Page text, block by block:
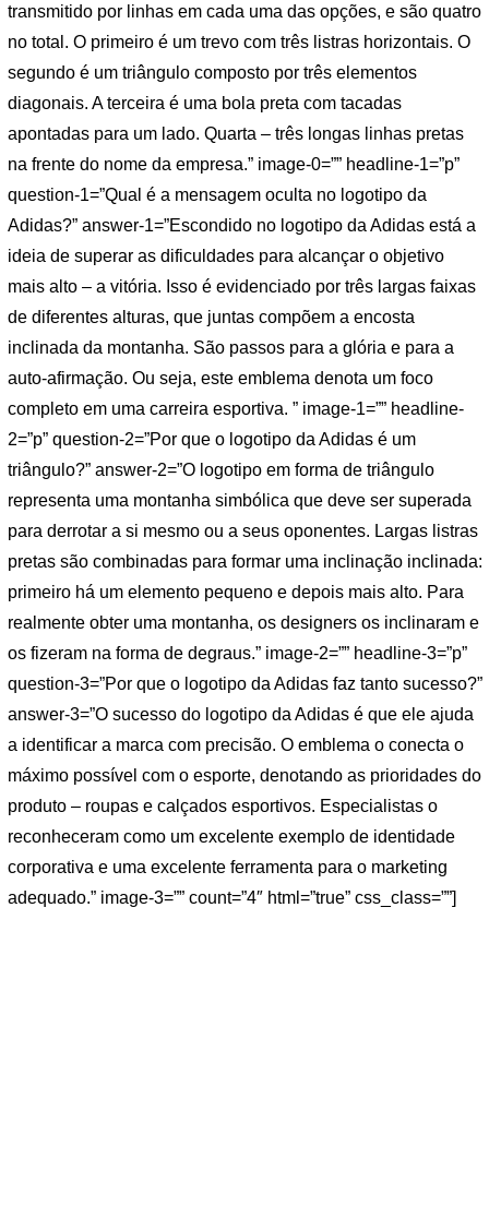
transmitido por linhas em cada uma das opções, e são quatro
no total. O primeiro é um trevo com três listras horizontais. O
segundo é um triângulo composto por três elementos
diagonais. A terceira é uma bola preta com tacadas
apontadas para um lado. Quarta – três longas linhas pretas
na frente do nome da empresa.” image-0=”” headline-1=”p”
question-1=”Qual é a mensagem oculta no logotipo da
Adidas?” answer-1=”Escondido no logotipo da Adidas está a
ideia de superar as dificuldades para alcançar o objetivo
mais alto – a vitória. Isso é evidenciado por três largas faixas
de diferentes alturas, que juntas compõem a encosta
inclinada da montanha. São passos para a glória e para a
auto-afirmação. Ou seja, este emblema denota um foco
completo em uma carreira esportiva. ” image-1=”” headline-
2=”p” question-2=”Por que o logotipo da Adidas é um
triângulo?” answer-2=”O logotipo em forma de triângulo
representa uma montanha simbólica que deve ser superada
para derrotar a si mesmo ou a seus oponentes. Largas listras
pretas são combinadas para formar uma inclinação inclinada:
primeiro há um elemento pequeno e depois mais alto. Para
realmente obter uma montanha, os designers os inclinaram e
os fizeram na forma de degraus.” image-2=”” headline-3=”p”
question-3=”Por que o logotipo da Adidas faz tanto sucesso?”
answer-3=”O sucesso do logotipo da Adidas é que ele ajuda
a identificar a marca com precisão. O emblema o conecta o
máximo possível com o esporte, denotando as prioridades do
produto – roupas e calçados esportivos. Especialistas o
reconheceram como um excelente exemplo de identidade
corporativa e uma excelente ferramenta para o marketing
adequado.” image-3=”” count=”4″ html=”true” css_class=””]